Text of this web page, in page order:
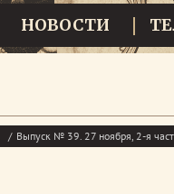
НОВОСТИ
Выпуск № 39. 27 ноября, 2-я